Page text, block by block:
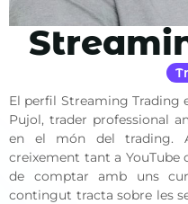
El perfil Streaming Trading
Pujol, trader professional
en el món del trading.
creixement tant a
de comptar amb uns
contingut tracta sobre les